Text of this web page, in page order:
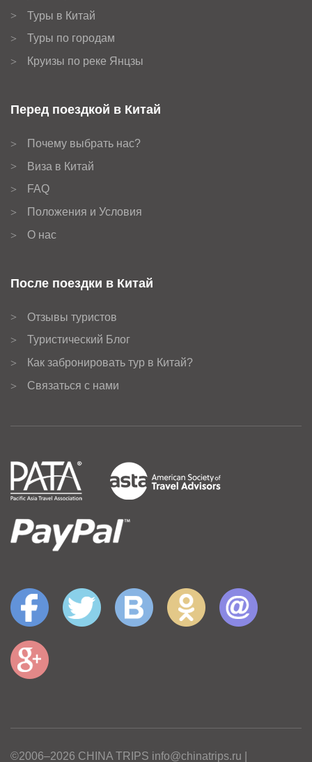
>
Туры в Китай
>
Туры по городам
>
Круизы по реке Янцзы
Перед поездкой в Китай
>
Почему выбрать нас?
>
Виза в Китай
>
FAQ
>
Положения и Условия
>
О нас
После поездки в Китай
>
Отзывы туристов
>
Туристический Блог
>
Как забронировать тур в Китай?
>
Связаться с нами
©2006–2026 CHINA TRIPS info@chinatrips.ru |